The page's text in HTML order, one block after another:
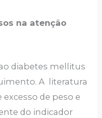
na atenção
diabetes mellitus
A literatura
de peso e
do indicador